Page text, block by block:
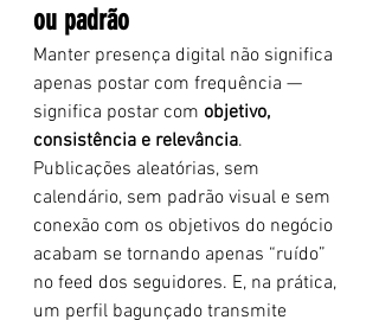
ou padrão
Manter presença digital não significa
apenas postar com frequência —
significa postar com objetivo,
consistência e relevância.
Publicações aleatórias, sem
calendário, sem padrão visual e sem
conexão com os objetivos do negócio
acabam se tornando apenas “ruído”
no feed dos seguidores. E, na prática,
um perfil bagunçado transmite